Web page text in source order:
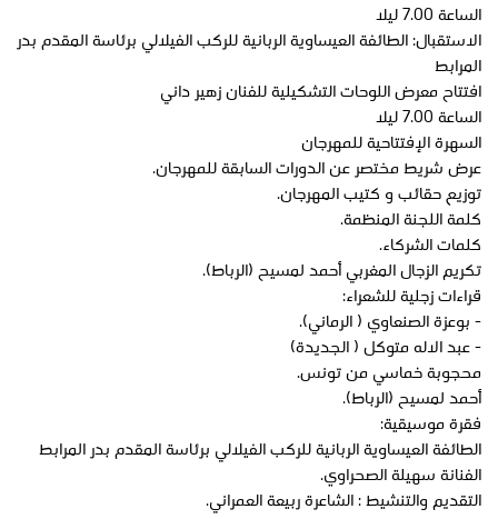
الساعة 7.00 ليلا
الاستقبال: الطائفة العيساوية الربانية للركب الفيلالي برئاسة المقدم بدر
المرابط
افتتاح معرض اللوحات التشكيلية للفنان زهير داني
الساعة 7.00 ليلا
السهرة الإفتتاحية للمهرجان
عرض شريط مختصر عن الدورات السابقة للمهرجان.
توزيع حقائب و كتيب المهرجان.
كلمة اللجنة المنظمة.
كلمات الشركاء.
تكريم الزجال المغربي أحمد لمسيح (الرباط).
قراءات زجلية للشعراء:
- بوعزة الصنعاوي ( الرماني).
- عبد الاله متوكل ( الجديدة)
محجوبة خماسي من تونس.
أحمد لمسيح (الرباط).
فقرة موسيقية:
الطائفة العيساوية الربانية للركب الفيلالي برئاسة المقدم بدر المرابط
الفنانة سهيلة الصحراوي.
التقديم والتنشيط : الشاعرة ربيعة العمراني.